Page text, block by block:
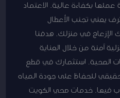
عملها بكفاءة عالية. الاعتماد
يعني تجنب الأعطال
الإزعاج في منزلك. هدفنا
آمنة من خلال العناية
الصحية. استثمارك في قطع
للحفاظ على جودة المياه
فيها. خدمات صحي الكويت